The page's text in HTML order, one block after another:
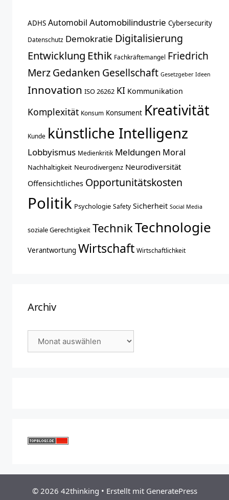
ADHS Automobil Automobilindustrie Cybersecurity
Datenschutz Demokratie Digitalisierung
Entwicklung Ethik Fachkräftemangel Friedrich
MerzGedanken Gesellschaft Gesetzgeber Ideen
Innovation ISO 26262 KI Kommunikation
Komplexität Konsum Konsument Kreativität
Kunde künstliche Intelligenz
Lobbyismus Medienkritik Meldungen Moral
Nachhaltigkeit Neurodivergenz Neurodiversität
Offensichtliches Opportunitätskosten
Politik Psychologie Safety Sicherheit Social Media
soziale Gerechtigkeit TechnikTechnologie
Verantwortung Wirtschaft Wirtschaftlichkeit
Archiv
Archiv
© 2026 42thinking • Erstellt mit GeneratePress